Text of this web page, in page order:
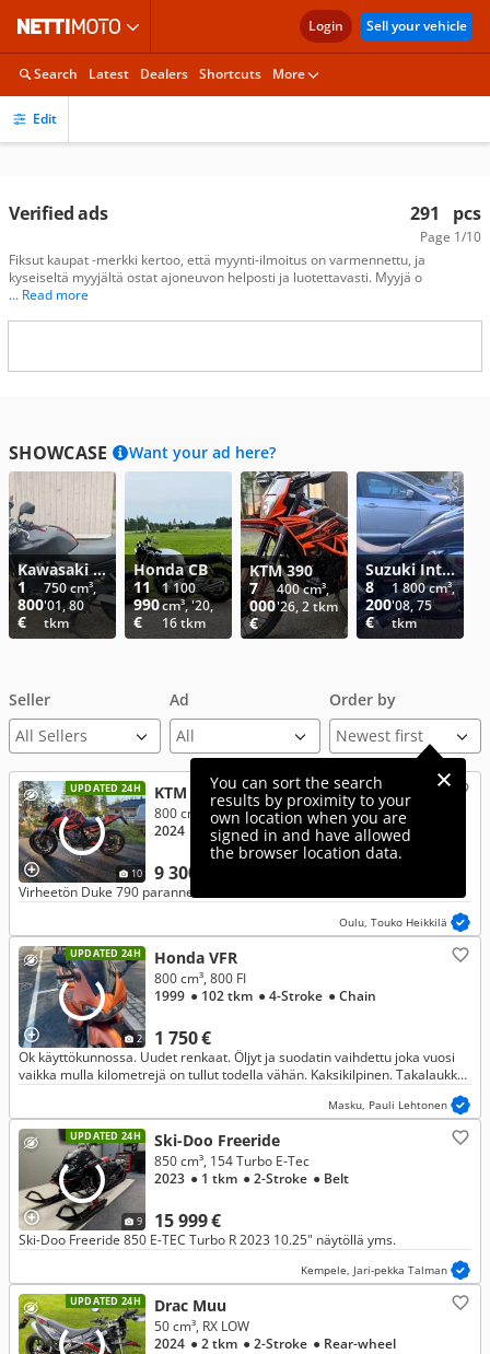
Login Sell your vehicle
Search Latest Dealers Shortcuts More
Edit
291 pcs
Page 1/10
Verified ads
Fiksut kaupat -merkki kertoo, että myynti-ilmoitus on varmennettu, ja
kyseiseltä myyjältä ostat ajoneuvon helposti ja luotettavasti. Myyjä o
... Read more
SHOWCASE Want your ad here?
Kawasaki ZR-7
1
800
€
750 cm³,
'01, 80
tkm
Honda CB
11
990
€
1 100
cm³, '20,
16 tkm
KTM 390
7
000
€
400 cm³,
'26, 2 tkm
Suzuki Intruder
8
200
€
1 800 cm³,
'08, 75
tkm
Seller
All Sellers
Ad Order by
You can sort the search
results by proximity to your
own location when you are
signed in and have allowed
the browser location data.
UPDATED 24H
10
KTM 790
9 300 €
800 cm³, Duke
2024
● 2 tkm● 4-Stroke ● Chain
Virheetön Duke 790 parannellulla ulkonäöllä
Oulu, Touko Heikkilä
UPDATED 24H
2
Honda VFR
1 750 €
800 cm³, 800 FI
1999 ● 102 tkm ● 4-Stroke ● Chain
Ok käyttökunnossa. Uudet renkaat. Öljyt ja suodatin vaihdettu joka vuosi
vaikka mulla kilometrejä on tullut todella vähän. Kaksikilpinen. Takalaukku,
Masku, Pauli Lehtonen
UPDATED 24H
9
Ski-Doo Freeride
15 999 €
850 cm³, 154 Turbo E-Tec
2023 ● 1 tkm ● 2-Stroke ● Belt
Ski-Doo Freeride 850 E-TEC Turbo R 2023 10.25" näytöllä yms.
Kempele, Jari-pekka Talman
UPDATED 24H Drac Muu
50 cm³, RX LOW
2024 ● 2 tkm ● 2-Stroke ● Rear-wheel